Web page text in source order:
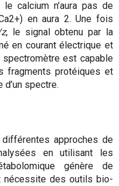
calcium n’aura pas de
en aura 2. Une fois
, le signal obtenu par la
en courant électrique et
est capable
fragments protéiques et
spectre.
approches de
en utilisant les
génère de
nécessite des outils bio-